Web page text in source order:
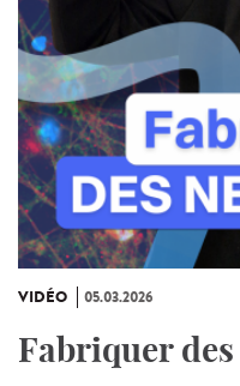
VIDÉO 05.03.2026
Fabriquer